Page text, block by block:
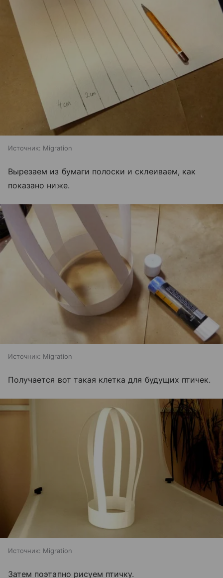
Источник: Migration
Вырезаем из бумаги полоски и склеиваем, как
показано ниже.
Источник: Migration
Получается вот такая клетка для будущих птичек.
Источник: Migration
Затем поэтапно рисуем птичку.